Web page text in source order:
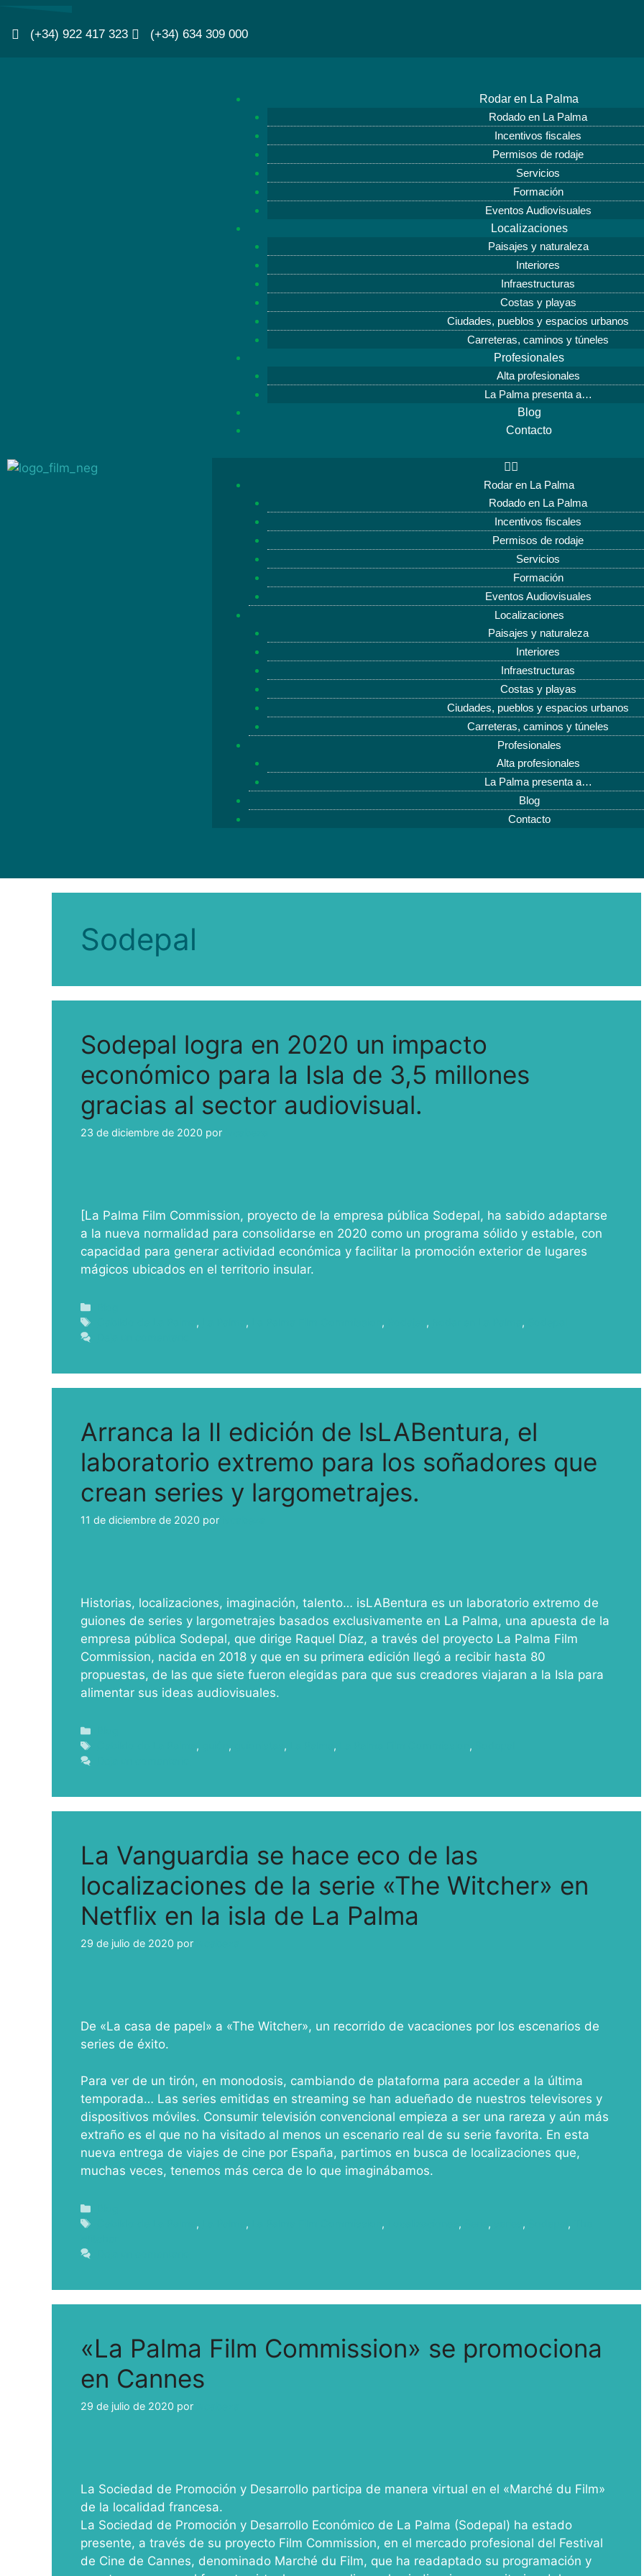
(+34) 922 417 323 (+34) 634 309 000
Rodar en La Palma
Rodado en La Palma
Incentivos fiscales
Permisos de rodaje
Servicios
Formación
Eventos Audiovisuales
Localizaciones
Paisajes y naturaleza
Interiores
Infraestructuras
Costas y playas
Ciudades, pueblos y espacios urbanos
Carreteras, caminos y túneles
Profesionales
Alta profesionales
La Palma presenta a…
Blog
Contacto
Rodar en La Palma
Rodado en La Palma
Incentivos fiscales
Permisos de rodaje
Servicios
Formación
Eventos Audiovisuales
Localizaciones
Paisajes y naturaleza
Interiores
Infraestructuras
Costas y playas
Ciudades, pueblos y espacios urbanos
Carreteras, caminos y túneles
Profesionales
Alta profesionales
La Palma presenta a…
Blog
Contacto
Sodepal
Sodepal logra en 2020 un impacto
económico para la Isla de 3,5 millones
gracias al sector audiovisual.
23 de diciembre de 2020 por
[La Palma Film Commission, proyecto de la empresa pública Sodepal, ha sabido adaptarse
a la nueva normalidad para consolidarse en 2020 como un programa sólido y estable, con
capacidad para generar actividad económica y facilitar la promoción exterior de lugares
mágicos ubicados en el territorio insular.
, , , , ,
Arranca la II edición de lsLABentura, el
laboratorio extremo para los soñadores que
crean series y largometrajes.
11 de diciembre de 2020 por
Historias, localizaciones, imaginación, talento… isLABentura es un laboratorio extremo de
guiones de series y largometrajes basados exclusivamente en La Palma, una apuesta de la
empresa pública Sodepal, que dirige Raquel Díaz, a través del proyecto La Palma Film
Commission, nacida en 2018 y que en su primera edición llegó a recibir hasta 80
propuestas, de las que siete fueron elegidas para que sus creadores viajaran a la Isla para
alimentar sus ideas audiovisuales.
, , , , ,
La Vanguardia se hace eco de las
localizaciones de la serie «The Witcher» en
Netflix en la isla de La Palma
29 de julio de 2020 por
De «La casa de papel» a «The Witcher», un recorrido de vacaciones por los escenarios de
series de éxito.
Para ver de un tirón, en monodosis, cambiando de plataforma para acceder a la última
temporada… Las series emitidas en streaming se han adueñado de nuestros televisores y
dispositivos móviles. Consumir televisión convencional empieza a ser una rareza y aún más
extraño es el que no ha visitado al menos un escenario real de su serie favorita. En esta
nueva entrega de viajes de cine por España, partimos en busca de localizaciones que,
muchas veces, tenemos más cerca de lo que imaginábamos.
, , , , , , ,
«La Palma Film Commission» se promociona
en Cannes
29 de julio de 2020 por
La Sociedad de Promoción y Desarrollo participa de manera virtual en el «Marché du Film»
de la localidad francesa.
La Sociedad de Promoción y Desarrollo Económico de La Palma (Sodepal) ha estado
presente, a través de su proyecto Film Commission, en el mercado profesional del Festival
de Cine de Cannes, denominado Marché du Film, que ha readaptado su programación y